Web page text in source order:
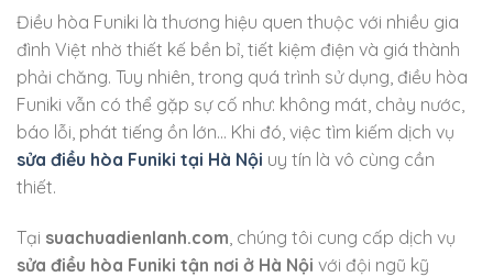
Điều hòa Funiki là thương hiệu quen thuộc với nhiều gia
đình Việt nhờ thiết kế bền bỉ, tiết kiệm điện và giá thành
phải chăng. Tuy nhiên, trong quá trình sử dụng, điều hòa
Funiki vẫn có thể gặp sự cố như: không mát, chảy nước,
báo lỗi, phát tiếng ồn lớn… Khi đó, việc tìm kiếm dịch vụ
sửa điều hòa Funiki tại Hà Nội uy tín là vô cùng cần
thiết.
Tại suachuadienlanh.com , chúng tôi cung cấp dịch vụ
sửa điều hòa Funiki tận nơi ở Hà Nội với đội ngũ kỹ